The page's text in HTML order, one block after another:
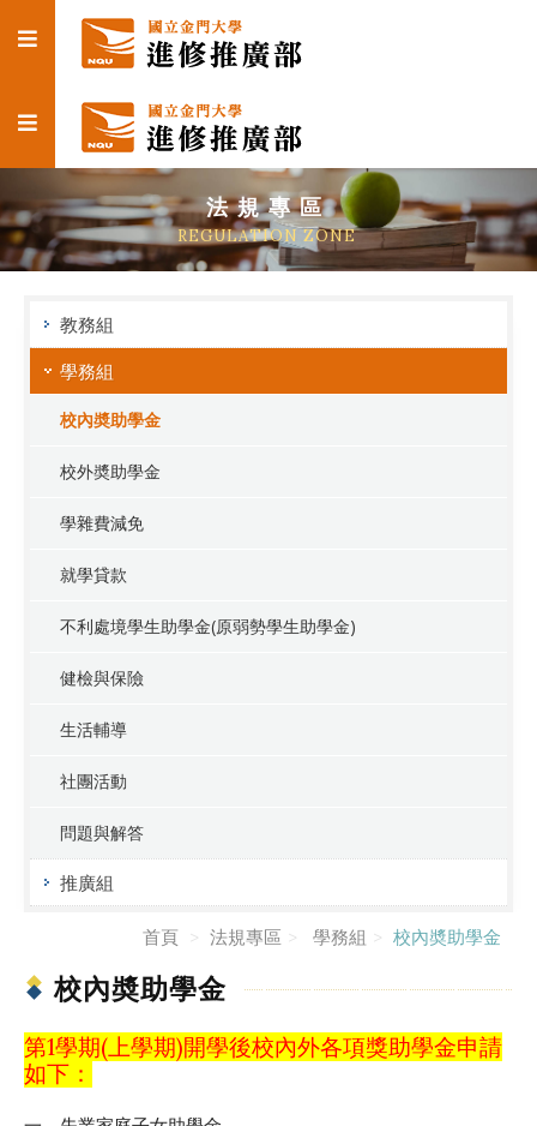
法規專區
REGULATION ZONE
教務組
學務組
校內奬助學金
校外奬助學金
學雜費減免
就學貸款
不利處境學生助學金(原弱勢學生助學金)
健檢與保險
生活輔導
社團活動
問題與解答
推廣組
首頁 法規專區 學務組 校內奬助學金
校內奬助學金
第1學期(上學期)開學後校內外各項獎助學金申請
如下：